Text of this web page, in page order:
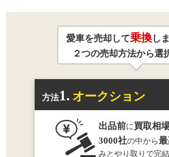
愛車を売却して乗換し
２つの売却方法から選
方法1. オークション
出品前に 買取相
3000社の中から
みとやり取りで完結